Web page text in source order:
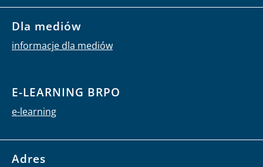
Dla mediów
informacje dla mediów
E-LEARNING BRPO
e-learning
Adres